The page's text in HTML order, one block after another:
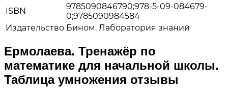
ISBN
9785090846790;978-5-09-084679-
0;9785090984584
Издательство Бином. Лаборатория знаний
Ермолаева. Тренажёр по
математике для начальной школы.
Таблица умножения отзывы